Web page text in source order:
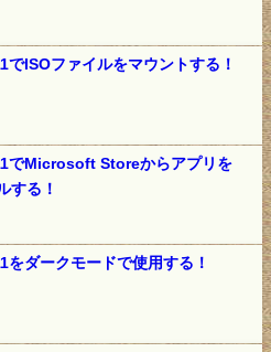
ISOファイルをマウントする！
でMicrosoft Storeからアプリを
する！
ダークモードで使用する！